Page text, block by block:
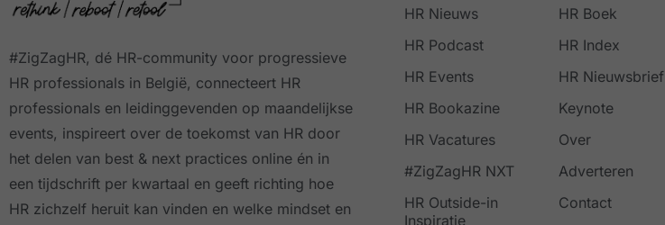
#ZigZagHR, dé HR-community voor progressieve
HR professionals in België, connecteert HR
professionals en leidinggevenden op maandelijkse
events, inspireert over de toekomst van HR door
het delen van best & next practices online én in
een tijdschrift per kwartaal en geeft richting hoe
HR zichzelf heruit kan vinden en welke mindset en
HR Nieuws
HR Podcast
HR Events
HR Bookazine
HR Vacatures
#ZigZagHR NXT
HR Outside-in
Inspiratie
HR Boek
HR Index
HR Nieuwsbrief
Keynote
Over
Adverteren
Contact